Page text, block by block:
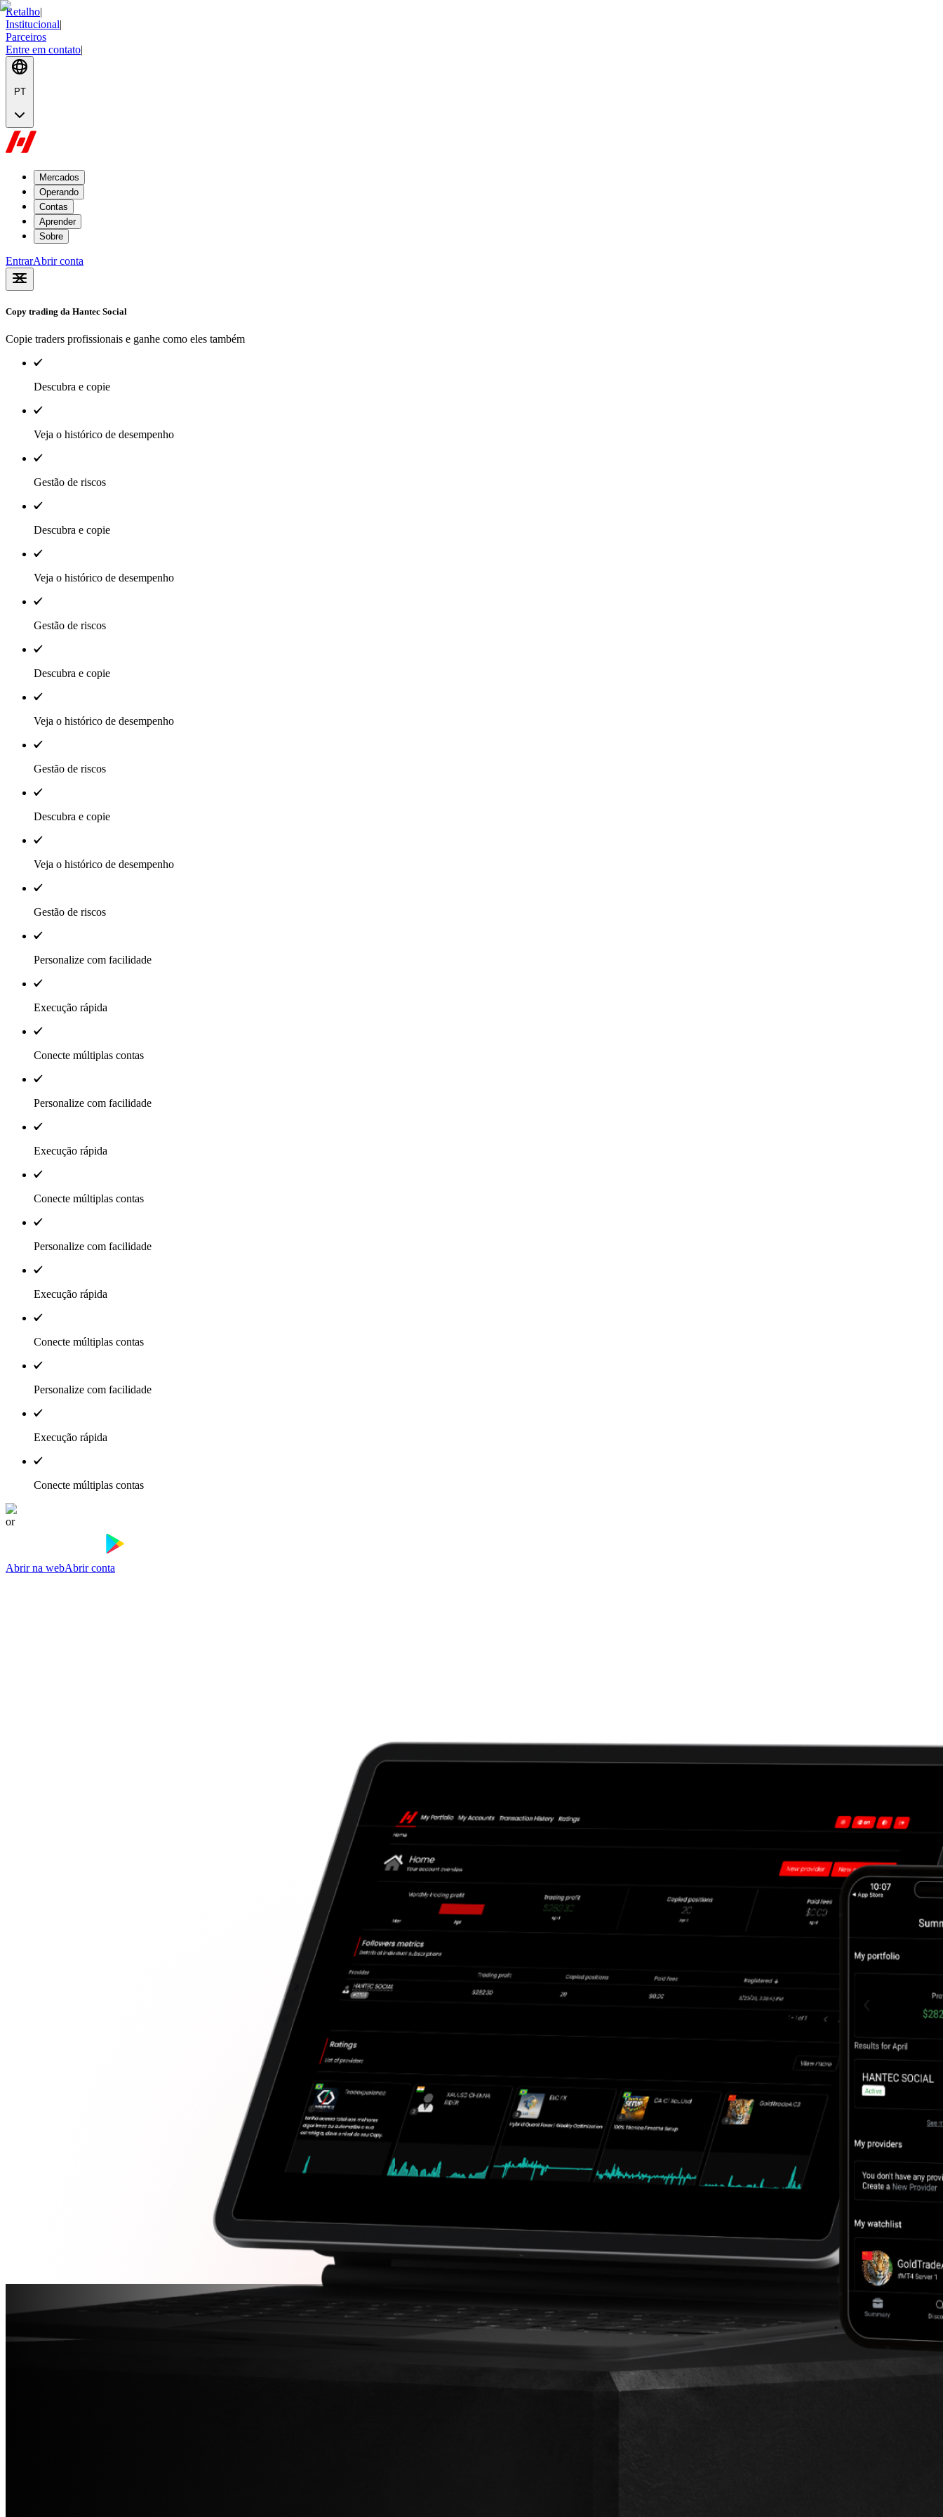
Retalho|
Institucional|
Parceiros
Entre em contato|
PT
Mercados
Operando
Contas
Aprender
Sobre
EntrarAbrir conta
Copy trading da Hantec Social
Copie traders profissionais e ganhe como eles também
Descubra e copie
Veja o histórico de desempenho
Gestão de riscos
Descubra e copie
Veja o histórico de desempenho
Gestão de riscos
Descubra e copie
Veja o histórico de desempenho
Gestão de riscos
Descubra e copie
Veja o histórico de desempenho
Gestão de riscos
Personalize com facilidade
Execução rápida
Conecte múltiplas contas
Personalize com facilidade
Execução rápida
Conecte múltiplas contas
Personalize com facilidade
Execução rápida
Conecte múltiplas contas
Personalize com facilidade
Execução rápida
Conecte múltiplas contas
or
Abrir na webAbrir conta